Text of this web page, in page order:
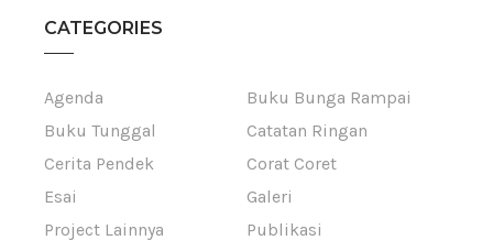
CATEGORIES
Agenda
Buku Bunga Rampai
Buku Tunggal
Catatan Ringan
Cerita Pendek
Corat Coret
Esai
Galeri
Project Lainnya
Publikasi